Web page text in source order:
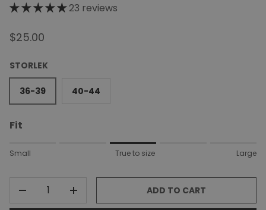
23 reviews
$25.00
STORLEK
36-39 40-44
Fit
Rating of 1 means Small.
Rating of 5 means Large.
The rating of this product for "" is 3.
Small True to size Large
DECREASE QUANTITYINCREASE QUANTITY
ADD TO CART